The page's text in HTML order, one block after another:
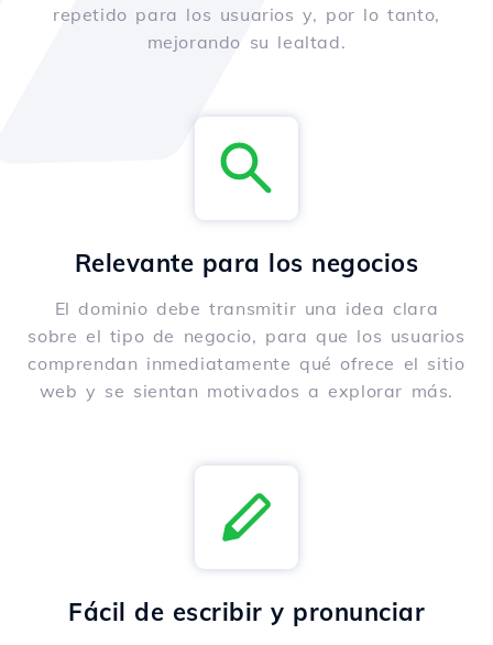
repetido para los usuarios y, por lo tanto,
mejorando su lealtad.
Relevante para los negocios
El dominio debe transmitir una idea clara
sobre el tipo de negocio, para que los usuarios
comprendan inmediatamente qué ofrece el sitio
web y se sientan motivados a explorar más.
Fácil de escribir y pronunciar